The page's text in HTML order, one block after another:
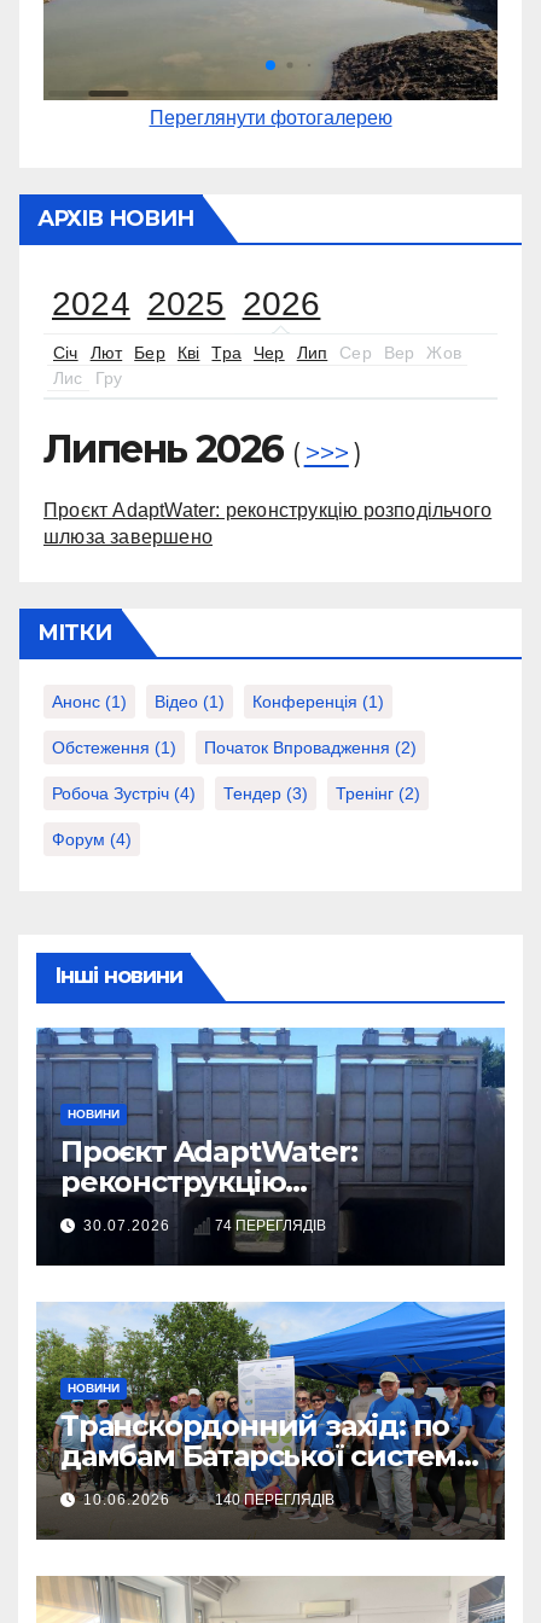
Переглянути фотогалерею
АРХІВ НОВИН
2024 2025 2026
Січ Лют Бер Кві Тра Чер Лип Сер Вер
Жов
Лис
Гру
Липень 2026 ( >>>)
Проєкт AdaptWater: реконструкцію розподільчого
шлюза завершено
МІТКИ
Анонс (1) Відео (1) Конференція (1)
Обстеження (1) Початок Впровадження (2)
Робоча Зустріч (4) Тендер (3) Тренінг (2)
Форум (4)
Інші новини
НОВИНИ
Проєкт AdaptWater:
реконструкцію
розподільчого шлюза
завершено
30.07.2026 74 ПЕРЕГЛЯДІВ
НОВИНИ
Транскордонний захід: по
дамбам Батарської системи
– на велосипедах
10.06.2026 140 ПЕРЕГЛЯДІВ